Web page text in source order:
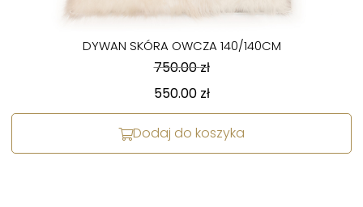
DYWAN SKÓRA OWCZA 140/140CM
750.00zł
550.00 zł
Dodaj do koszyka